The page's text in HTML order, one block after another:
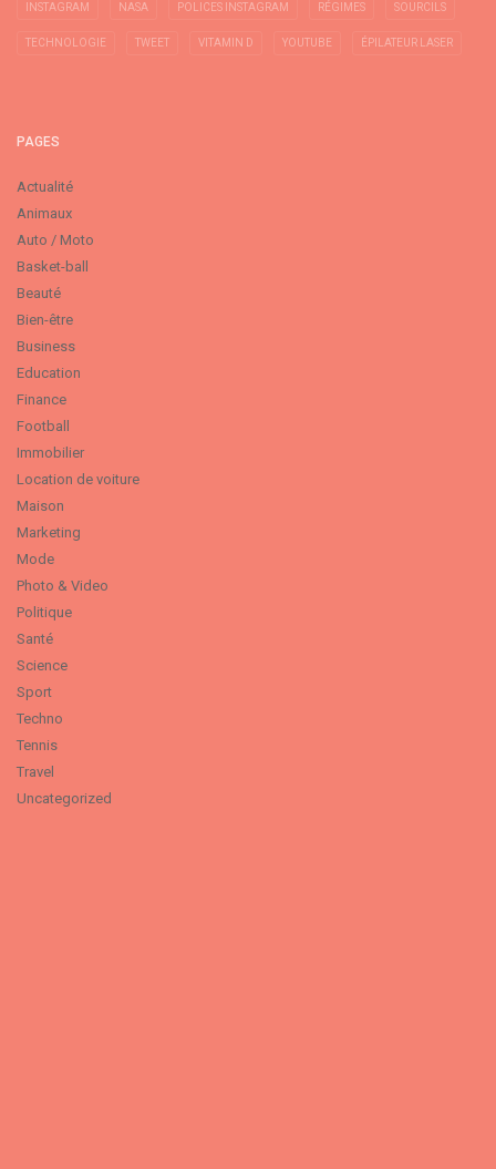
INSTAGRAM NASA POLICES INSTAGRAM RÉGIMES SOURCILS
TECHNOLOGIE TWEET VITAMIN D YOUTUBE ÉPILATEUR LASER
PAGES
Actualité
Animaux
Auto / Moto
Basket-ball
Beauté
Bien-être
Business
Education
Finance
Football
Immobilier
Location de voiture
Maison
Marketing
Mode
Photo & Video
Politique
Santé
Science
Sport
Techno
Tennis
Travel
Uncategorized